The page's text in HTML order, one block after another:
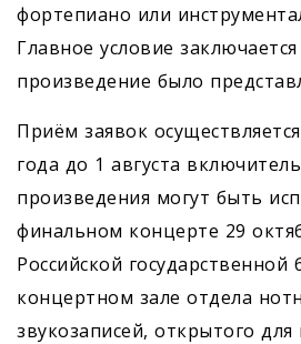
фортепиано или
Главное условие
произведение было
Приём заявок
года до 1 августа
произведения могут быть
финальном концерте 29
Российской государственной
концертном зале отдела
звукозаписей, открытого